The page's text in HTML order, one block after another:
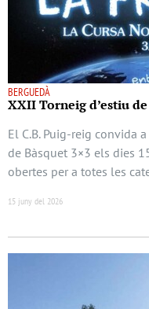
BERGUEDÀ
XXII Torneig d’estiu
El C.B. Puig-reig convida
de Bàsquet 3×3 els dies
obertes per a totes les
15 juny del 2026